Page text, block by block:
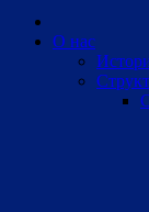
О нас